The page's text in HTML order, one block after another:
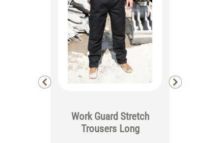
Work Guard Stretch
Trousers Long